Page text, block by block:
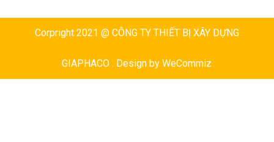
Corpright 2021 @ CÔNG TY THIẾT BỊ XÂY DỰNG
GIAPHACO . Design byWeCommiz